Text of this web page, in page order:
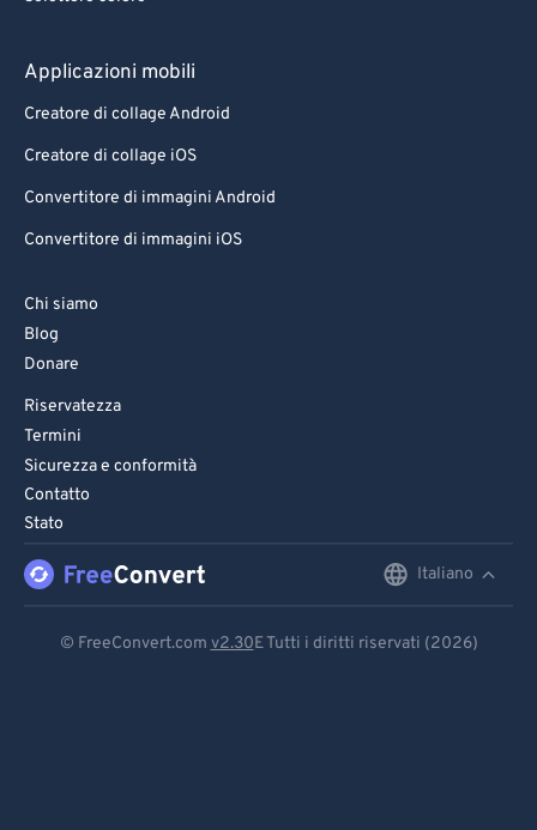
Applicazioni mobili
Creatore di collage Android
Creatore di collage iOS
Convertitore di immagini Android
Convertitore di immagini iOS
Chi siamo
Blog
Donare
Riservatezza
Termini
Sicurezza e conformità
Contatto
Stato
Italiano
© FreeConvert.com v2.30E Tutti i diritti riservati (2026)